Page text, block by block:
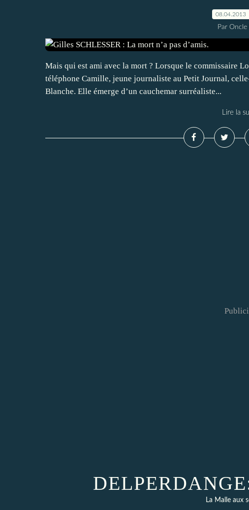
08.04.2013
Par Oncle
Mais qui est ami avec la mort ? Lorsque le commissaire
téléphone Camille, jeune journaliste au Petit Journal,
Blanche. Elle émerge d’un cauchemar surréaliste...
Lire la
La Malle aux